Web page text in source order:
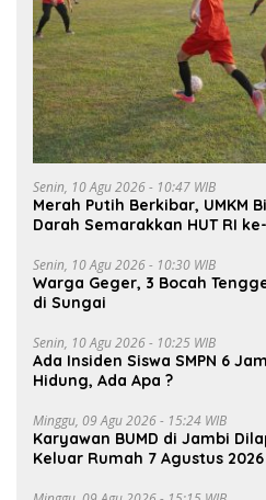
Senin, 10 Agu 2026 - 10:47 WIB
Merah Putih Berkibar, UMKM
Darah Semarakkan HUT RI
Senin, 10 Agu 2026 - 10:30 WIB
Warga Geger, 3 Bocah
di Sungai
Senin, 10 Agu 2026 - 10:25 WIB
Ada Insiden Siswa SMPN 6
Hidung, Ada Apa ?
Minggu, 09 Agu 2026 - 15:24 WIB
Karyawan BUMD di Jambi
Keluar Rumah 7 Agustus 2026